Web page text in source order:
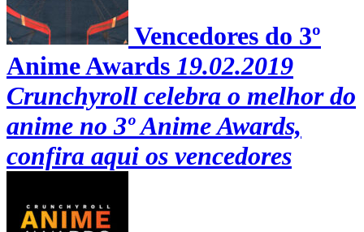
Vencedores do 3º
Anime Awards 19.02.2019
Crunchyroll celebra o melhor do
anime no 3º Anime Awards,
confira aqui os vencedores